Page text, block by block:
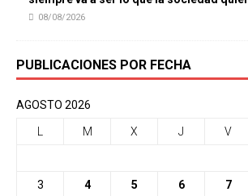
08/08/2026
PUBLICACIONES POR FECHA
AGOSTO 2026
M X J V
3 4 5 6 7